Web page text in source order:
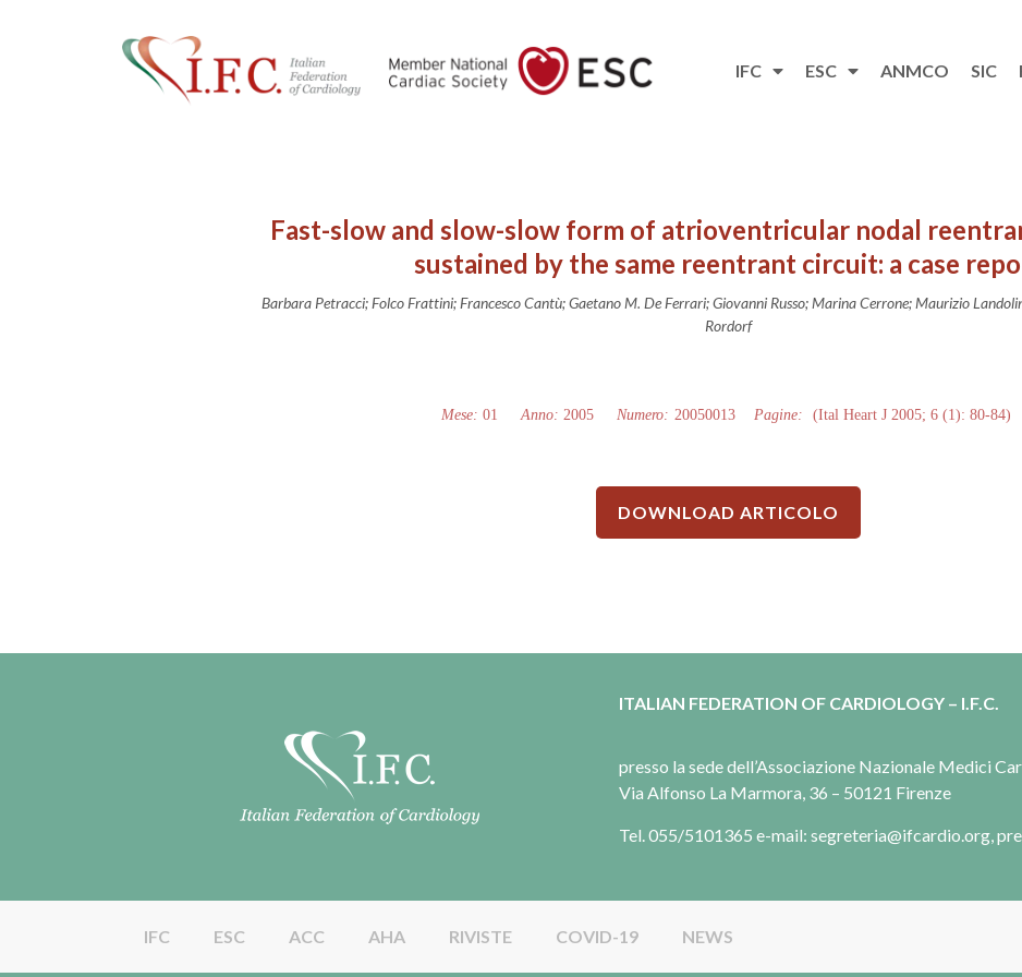
IFC ESC ANMCO SIC
Fast-slow and slow-slow form of atrioventricular nodal
sustained by the same reentrant circuit: a case
Barbara Petracci; Folco Frattini; Francesco Cantù; Gaetano M. De Ferrari; Giovanni Russo; Marina Cerrone; Maurizio
Rordorf
Mese: 01 Anno: 2005 Numero: 20050013 Pagine: (Ital Heart J 2005; 6 (1): 80-84)
DOWNLOAD ARTICOLO
ITALIAN FEDERATION OF CARDIOLOGY – I.F.C.
presso la sede dell’Associazione Nazionale Medici
Via Alfonso La Marmora, 36 – 50121 Firenze
Tel. 055/5101365 e-mail: segreteria@ifcardio.org,
IFC ESC ACC AHA RIVISTE COVID-19 NEWS